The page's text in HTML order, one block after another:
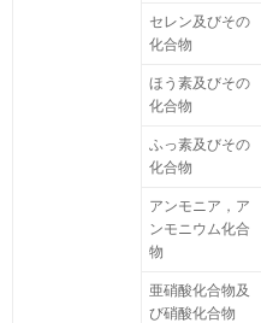
セレン及びその
化合物
ほう素及びその
化合物
ふっ素及びその
化合物
アンモニア，ア
ンモニウム化合
物
亜硝酸化合物及
び硝酸化合物